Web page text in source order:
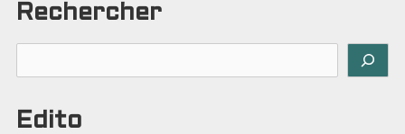
Rechercher
Edito